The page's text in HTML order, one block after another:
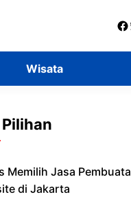
Wisata
Memilih Jasa
di Jakarta